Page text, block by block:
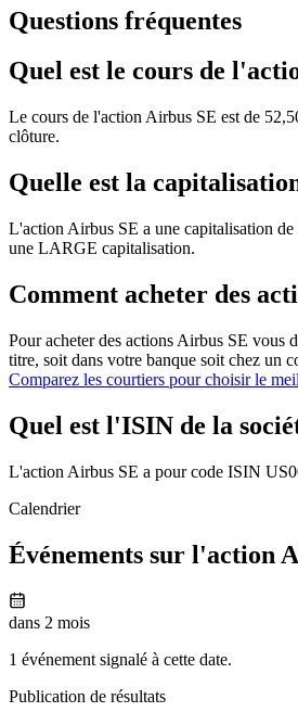
Questions fréquentes
Quel est le cours de
Le cours de l'action Airbus SE est de
clôture.
Quelle est la
L'action Airbus SE a une capitalisation
une LARGE capitalisation.
Comment acheter des
Pour acheter des actions Airbus SE vous
titre, soit dans votre banque soit chez un
Comparez les courtiers pour choisir le
Quel est l'ISIN de la
L'action Airbus SE a pour code ISIN
Calendrier
Événements sur l'action
dans 2 mois
1 événement signalé à cette date.
Publication de résultats